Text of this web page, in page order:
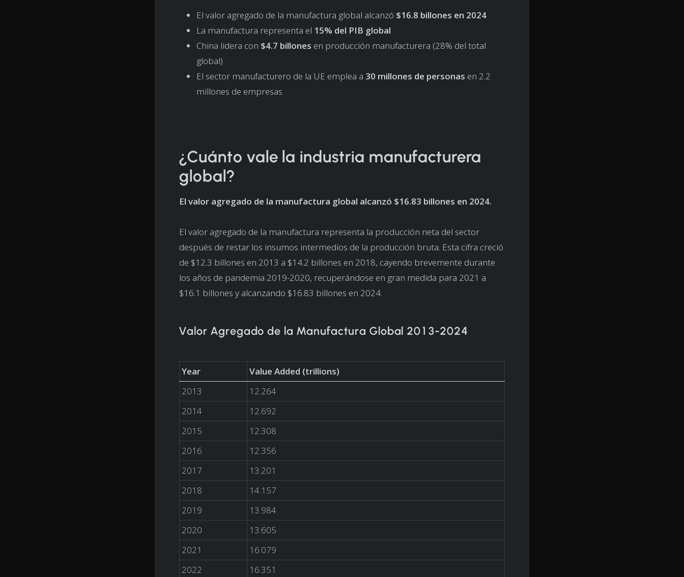
El valor agregado de la manufactura global alcanzó $16.8 billones en 2024
La manufactura representa el 15% del PIB global
China lidera con $4.7 billones en producción manufacturera (28% del total
global)
El sector manufacturero de la UE emplea a 30 millones de personas en 2.2
millones de empresas
¿Cuánto vale la industria manufacturera
global?
El valor agregado de la manufactura global alcanzó $16.83 billones en 2024.
El valor agregado de la manufactura representa la producción neta del sector
después de restar los insumos intermedios de la producción bruta. Esta cifra creció
de $12.3 billones en 2013 a $14.2 billones en 2018, cayendo brevemente durante
los años de pandemia 2019-2020, recuperándose en gran medida para 2021 a
$16.1 billones y alcanzando $16.83 billones en 2024.
Valor Agregado de la Manufactura Global 2013-2024
Year
Value Added (trillions)
2013
12.264
2014
12.692
2015
12.308
2016
12.356
2017
13.201
2018
14.157
2019
13.984
2020
13.605
2021
16.079
2022
16.351